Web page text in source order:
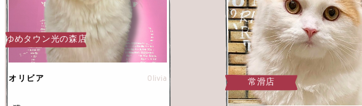
ゆめタウン光の森店
オリビア Olivia 常滑店